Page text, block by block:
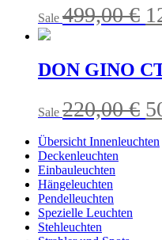
Sale 499,00€
DON GINO
Sale 220,00€
Übersicht Innenleuchten
Deckenleuchten
Einbauleuchten
Hängeleuchten
Pendelleuchten
Spezielle Leuchten
Stehleuchten